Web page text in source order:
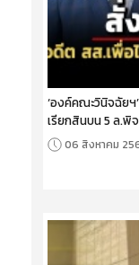
‘องค์คณะวินิจฉัยฯ
เรียกสินบน 5 ล.พิ
06 สิงหาคม